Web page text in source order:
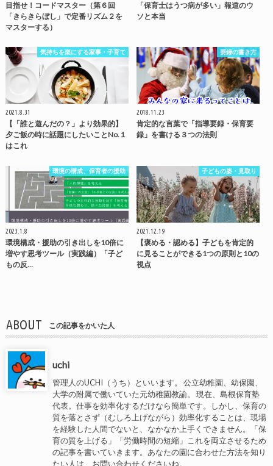
目指せ！コードマスター（第６回
「きらきらぼし」で定番リズム２を
マスターする）
「保育士はうつ病が多い」報道のウ
ソと本当
気持ちを楽にする家事・子育て
2021.8.31
【「誰と遊んだの？」より効果的】
夕ご飯の時に話題にしたいことNo.１
はこれ
要録の書き方
2018.11.23
肯定的な言葉で「指導要録・保育要
録」を書ける３つの法則
環境の構成、保育者の援助
2023.1.8
環境構成・援助の引き出しを10倍に
増やす思考ツール（実践編）「子ど
もの反…
子どもの姿・見取り
2021.12.19
【褒める・認める】子どもを肯定的
に見ることができる1つの原則と10の
視点
ABOUT この記事をかいた人
uchi
管理人のUCHI（うち）といいます。 公立幼稚園、幼保園、
大学の附属で働いていた元幼稚園教諭。 現在、島根保育塾
代表。仕事を効率化するだけなら簡単です。しかし、保育の
質を落とさず（むしろ上げながら）効率化することは、現場
を経験した人間でないと、なかなか上手くできません。「保
育の質を上げる」「労働時間の短縮」これを両立させるため
の記事を書いていきます。あなたの園に合わせた方法を知り
たい人は、お問い合わせくださいね。